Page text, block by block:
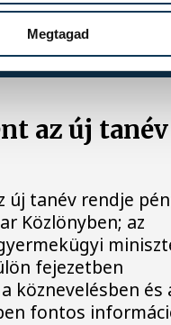
MegtagadCIKKEK
az új tanév
új tanév rendje
Közlönyben; az
fejezetben
köznevelésben és
fontos